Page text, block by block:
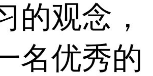
的观念，
名优秀的